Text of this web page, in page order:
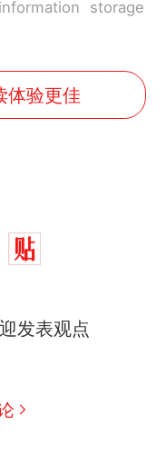
storage
体验更佳
发表观点